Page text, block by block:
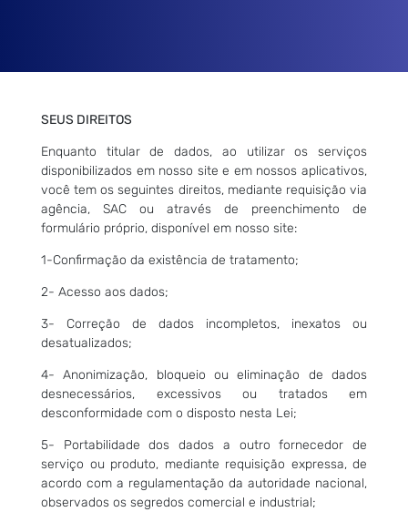
SEUS DIREITOS
Enquanto titular de dados, ao utilizar os serviços
disponibilizados em nosso site e em nossos aplicativos,
você tem os seguintes direitos, mediante requisição via
agência, SAC ou através de preenchimento de
formulário próprio, disponível em nosso site:
1-Confirmação da existência de tratamento;
2- Acesso aos dados;
3- Correção de dados incompletos, inexatos ou
desatualizados;
4- Anonimização, bloqueio ou eliminação de dados
desnecessários, excessivos ou tratados em
desconformidade com o disposto nesta Lei;
5- Portabilidade dos dados a outro fornecedor de
serviço ou produto, mediante requisição expressa, de
acordo com a regulamentação da autoridade nacional,
observados os segredos comercial e industrial;